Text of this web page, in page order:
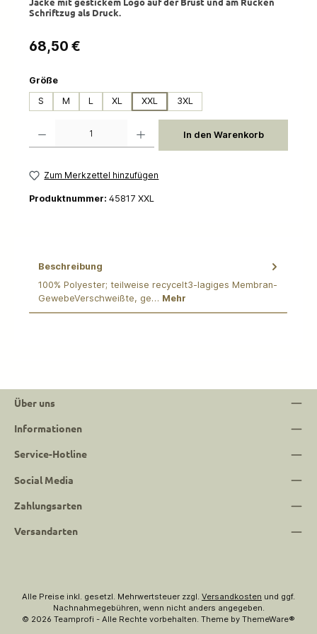
Schriftzug als Druck.
Regulärer Preis:
68,50 €
Größeauswählen
S
M L XL XXL 3XL
In den Warenkorb
Zum Merkzettel hinzufügen
Produktnummer: 45817 XXL
Beschreibung
100% Polyester; teilweise recycelt3-lagiges Membran-
GewebeVerschweißte, ge… Mehr
Über uns
Informationen
Service-Hotline
Social Media
Zahlungsarten
Versandarten
Alle Preise inkl. gesetzl. Mehrwertsteuer zzgl. Versandkosten und ggf.
Nachnahmegebühren, wenn nicht anders angegeben.
© 2026 Teamprofi - Alle Rechte vorbehalten. Theme by ThemeWare®